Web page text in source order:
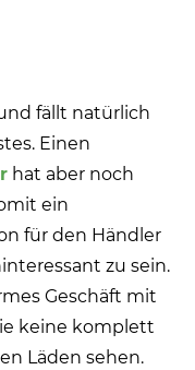
fällt natürlich
Einen
hat aber noch
ein
für den Händler
zu sein.
Geschäft mit
keine komplett
Läden sehen.